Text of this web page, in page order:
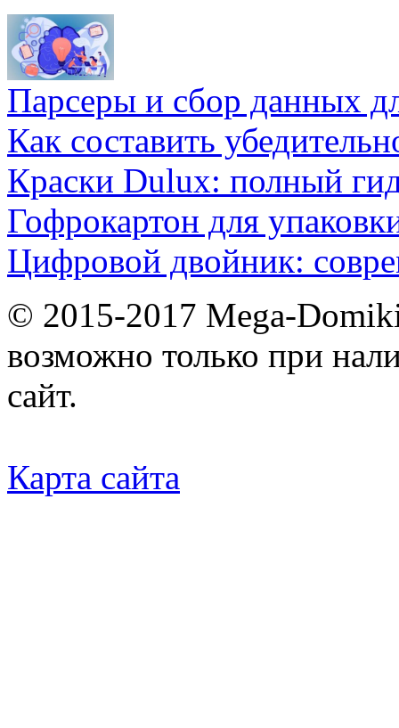
Парсеры и сбор данных
Как составить
Краски Dulux: полный
Гофрокартон для
Цифровой двойник:
© 2015-2017 Mega-
возможно только при
сайт.
Карта сайта